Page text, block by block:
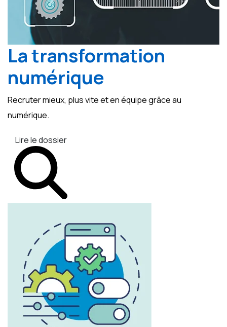
La transformation
numérique
Recruter mieux, plus vite et en équipe grâce au
numérique.
Lire le dossier